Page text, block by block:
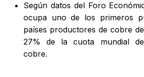
Según datos del Foro
ocupa uno de los primeros
países productores de cobre
27% de la cuota mundial
cobre.